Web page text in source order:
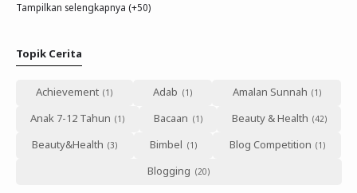
Tampilkan selengkapnya (+50)
Topik Cerita
Achievement Adab
Amalan Sunnah
Anak 7-12 Tahun
Bacaan
Beauty & Health
Beauty&Health
Bimbel
Blog Competition
Blogging